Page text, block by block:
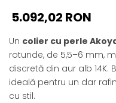
5.092,02 RON
Un colier cu perle
rotunde, de 5,5–6 mm,
discretă din aur alb 14K.
ideală pentru un dar
cu stil.